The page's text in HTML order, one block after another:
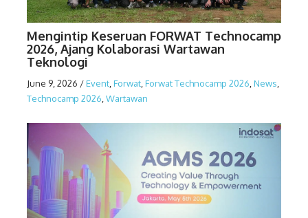
Mengintip Keseruan FORWAT Technocamp
2026, Ajang Kolaborasi Wartawan
Teknologi
June 9, 2026 /Event Forwat Forwat Technocamp 2026 News
Technocamp 2026 Wartawan